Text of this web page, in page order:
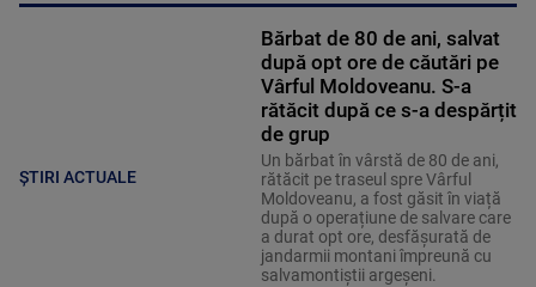
ȘTIRI ACTUALE
Bărbat de 80 de ani, salvat
după opt ore de căutări pe
Vârful Moldoveanu. S-a
rătăcit după ce s-a despărțit
de grup
Un bărbat în vârstă de 80 de ani,
rătăcit pe traseul spre Vârful
Moldoveanu, a fost găsit în viață
după o operațiune de salvare care
a durat opt ore, desfășurată de
jandarmii montani împreună cu
salvamontiștii argeșeni.